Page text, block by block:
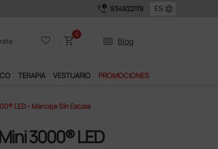
call_quality 934922119 language
favorite_border shopping_cart0
two_pager Blog
TERAPIA VESTUARIO PROMOCIONES
LED - Marcaje Sin Escala
3000® LED